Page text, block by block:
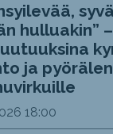
hulluakin”
uutuuksina
ja
18:00